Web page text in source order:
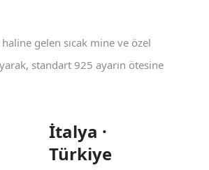
gelen sıcak mine ve özel
standart 925 ayarın ötesine
İtalya ·
Türkiye